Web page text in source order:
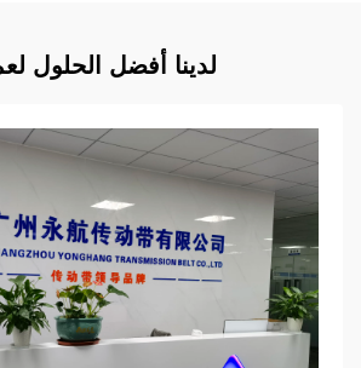
لدينا أفضل الحلول